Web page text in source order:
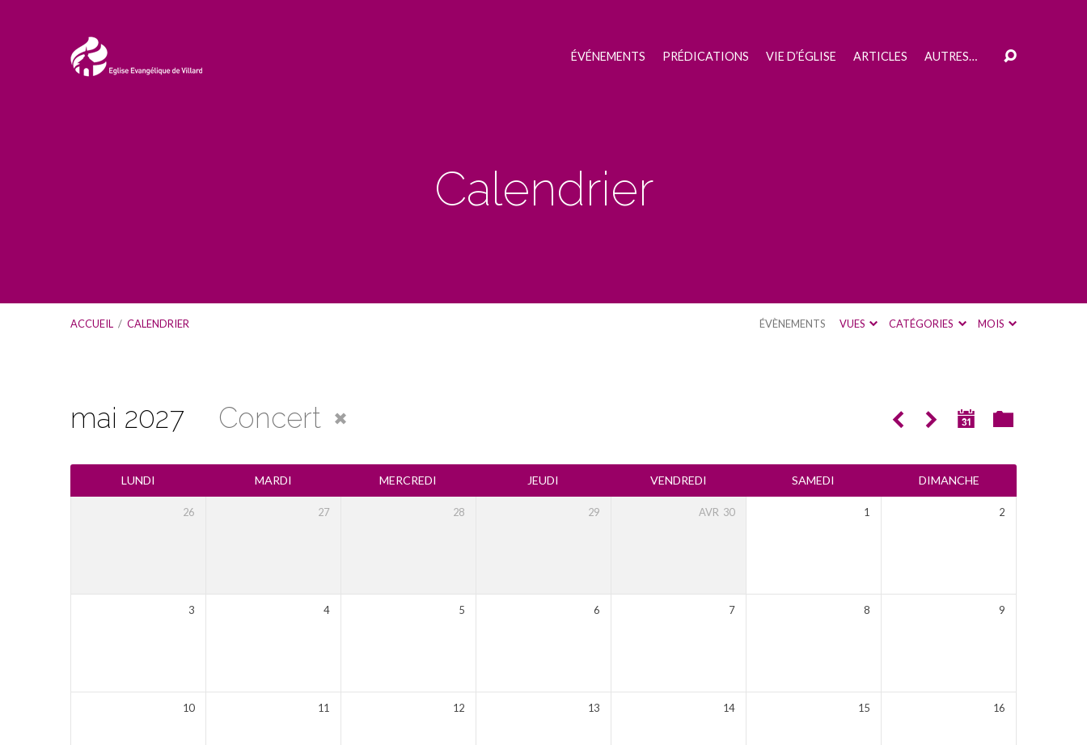
ÉVÉNEMENTS PRÉDICATIONS VIE D’ÉGLISE ARTICLES AUTRES…
Calendrier
ACCUEIL / CALENDRIER ÉVÈNEMENTS VUES CATÉGORIES MOIS
Calendrier
mai 2027 Concert
LUNDI MARDI MERCREDI JEUDI VENDREDI SAMEDI DIMANCHE
26 27 28 29 AVR 30 1 2
3 4 5 6 7 8 9
10 11 12 13 14 15 16